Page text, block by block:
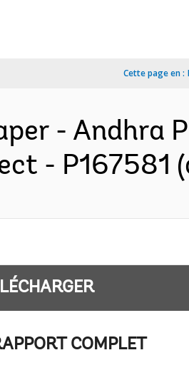
Cette page en :
- Andhra
- P167581
COMPLET